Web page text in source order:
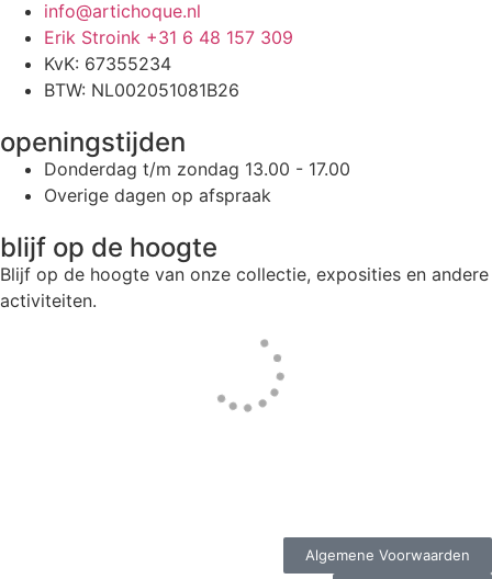
info@artichoque.nl
Erik Stroink +31 6 48 157 309
KvK: 67355234
BTW: NL002051081B26
openingstijden
Donderdag t/m zondag 13.00 - 17.00
Overige dagen op afspraak
blijf op de hoogte
Blijf op de hoogte van onze collectie, exposities en andere
activiteiten.
Algemene Voorwaarden